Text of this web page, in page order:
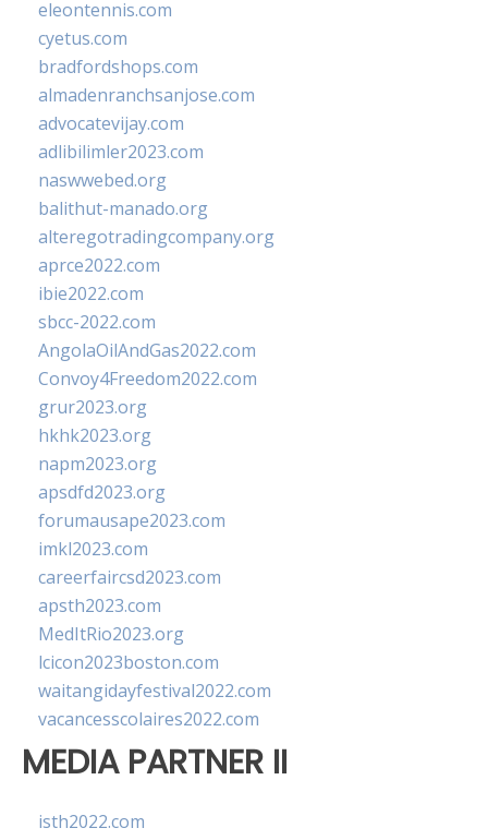
eleontennis.com
cyetus.com
bradfordshops.com
almadenranchsanjose.com
advocatevijay.com
adlibilimler2023.com
naswwebed.org
balithut-manado.org
alteregotradingcompany.org
aprce2022.com
ibie2022.com
sbcc-2022.com
AngolaOilAndGas2022.com
Convoy4Freedom2022.com
grur2023.org
hkhk2023.org
napm2023.org
apsdfd2023.org
forumausape2023.com
imkl2023.com
careerfaircsd2023.com
apsth2023.com
MedItRio2023.org
lcicon2023boston.com
waitangidayfestival2022.com
vacancesscolaires2022.com
MEDIA PARTNER II
isth2022.com